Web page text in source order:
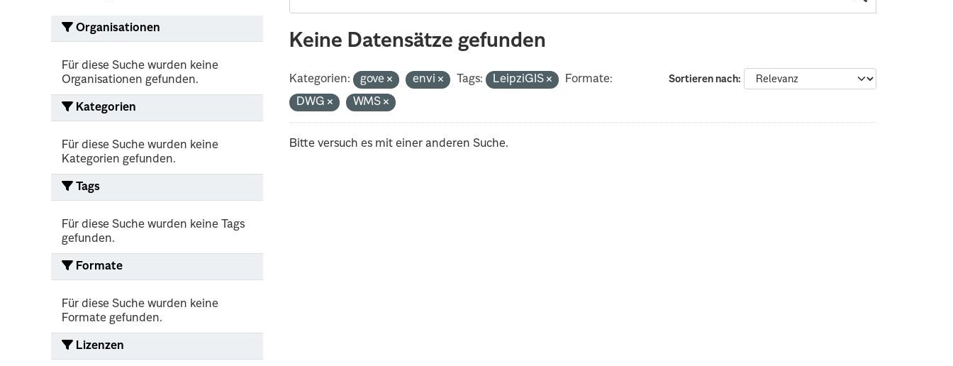
Organisationen
Für diese Suche wurden keine
Organisationen gefunden.
Kategorien
Für diese Suche wurden keine
Kategorien gefunden.
Tags
Für diese Suche wurden keine Tags
gefunden.
Formate
Für diese Suche wurden keine
Formate gefunden.
Lizenzen
Keine Datensätze gefunden
Sortieren nach
Kategorien: gove envi Tags: LeipziGIS
Formate:
DWG
WMS
Bitte versuch es mit einer anderen Suche.